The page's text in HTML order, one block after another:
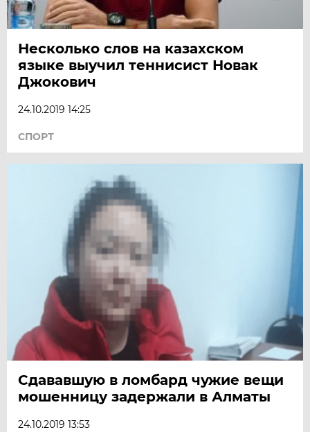
Несколько слов на казахском
языке выучил теннисист Новак
Джокович
24.10.2019 14:25
СПОРТ
Сдававшую в ломбард чужие вещи
мошенницу задержали в Алматы
24.10.2019 13:53